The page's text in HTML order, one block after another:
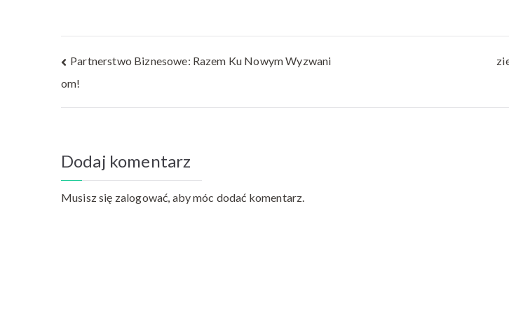
Nawigacja
wpisu
Partnerstwo Biznesowe: Razem Ku Nowym Wyzwani
om!
Dodaj komentarz
Musisz się zalogować, aby móc dodać komentarz.